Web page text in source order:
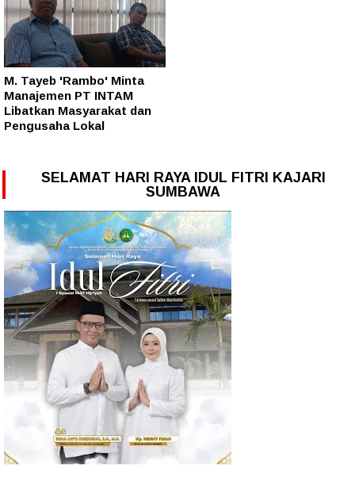
M. Tayeb 'Rambo' Minta
Manajemen PT INTAM
Libatkan Masyarakat dan
Pengusaha Lokal
SELAMAT HARI RAYA IDUL FITRI KAJARI
SUMBAWA